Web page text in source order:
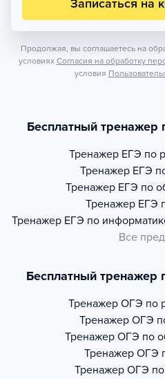
Записаться на
Продолжая, вы соглашаетесь на
условиях Согласия на обработку
условия
Бесплатный тренажер
Тренажер ЕГЭ по
Тренажер ЕГЭ
Тренажер ЕГЭ по
Тренажер ЕГЭ
Тренажер ЕГЭ по
Все
Бесплатный тренажер
Тренажер ОГЭ по
Тренажер ОГЭ
Тренажер ОГЭ по
Тренажер ОГЭ
Тренажер ОГЭ по